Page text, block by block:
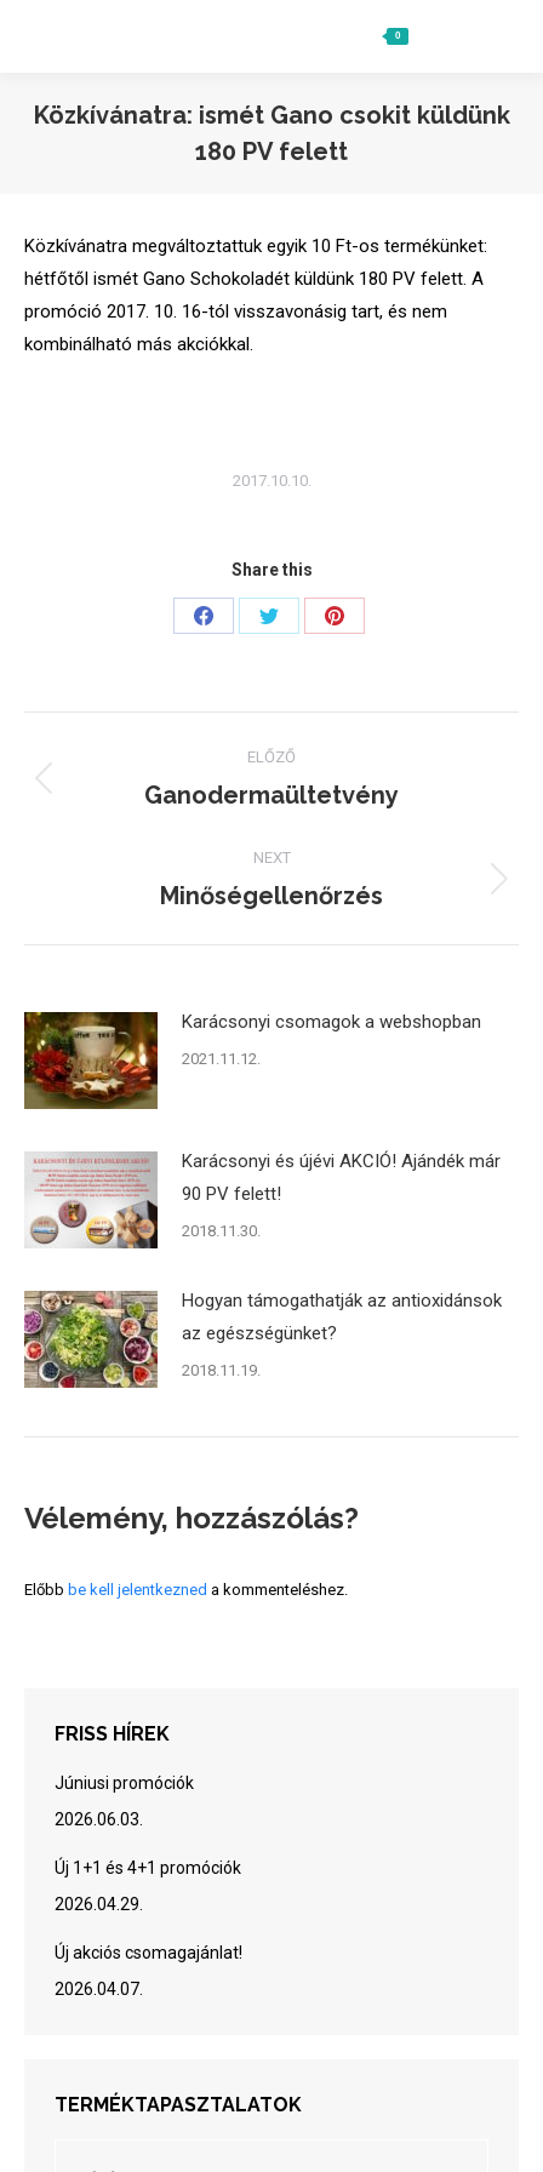
0
Közkívánatra: ismét Gano csokit küldünk
180 PV felett
Közkívánatra megváltoztattuk egyik 10 Ft-os termékünket:
hétfőtől ismét Gano Schokoladét küldünk 180 PV felett. A
promóció 2017. 10. 16-tól visszavonásig tart, és nem
kombinálható más akciókkal.
2017.10.10.
Share this
Share
Share
Share
navigation
ELŐZŐ
Previous
Ganodermaültetvény
NEXT
Next
Minőségellenőrzés
Karácsonyi csomagok a webshopban
2021.11.12.
Karácsonyi és újévi AKCIÓ! Ajándék már
90 PV felett!
2018.11.30.
Hogyan támogathatják az antioxidánsok
az egészségünket?
2018.11.19.
Vélemény, hozzászólás?
Előbb be kell jelentkezned a kommenteléshez.
FRISS HÍREK
Júniusi promóciók
2026.06.03.
Új 1+1 és 4+1 promóciók
2026.04.29.
Új akciós csomagajánlat!
2026.04.07.
TERMÉKTAPASZTALATOK